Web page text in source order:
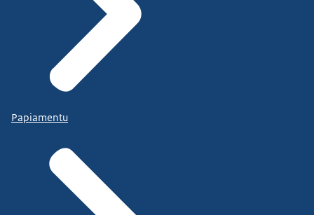
Papiamentu